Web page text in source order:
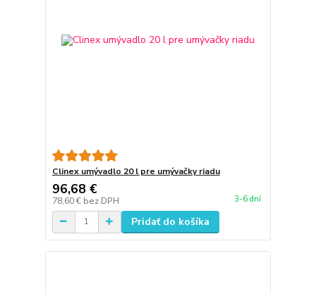
Clinex umývadlo 20 l pre umývačky riadu
96,68 €
78,60 € bez DPH 3-6 dní
Pridať do košíka